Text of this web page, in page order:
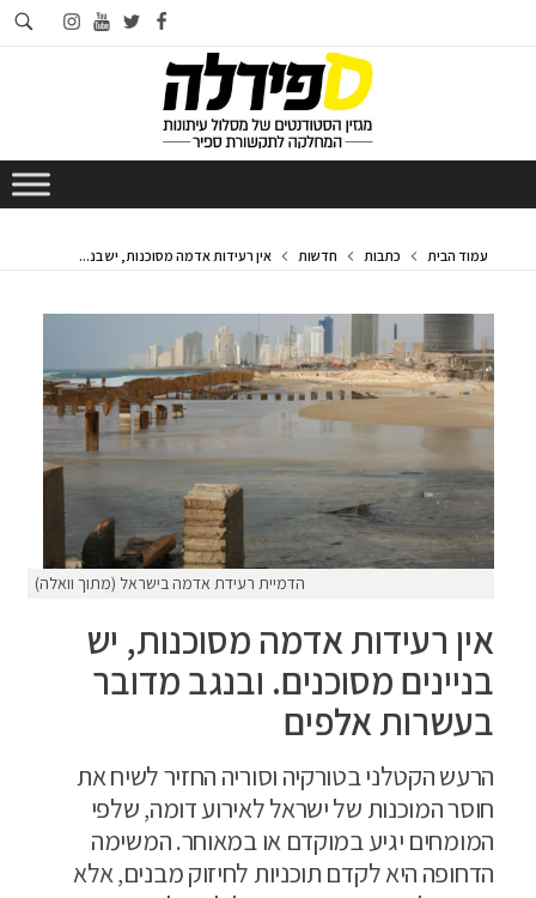
facebook
twitter
youtube
instagram
עמוד הבית כתבות חדשות אין רעידות אדמה מסוכנות, יש בנ...
הדמיית רעידת אדמה בישראל (מתוך וואלה)
אין רעידות אדמה מסוכנות, יש
בניינים מסוכנים. ובנגב מדובר
בעשרות אלפים
הרעש הקטלני בטורקיה וסוריה החזיר לשיח את
חוסר המוכנות של ישראל לאירוע דומה, שלפי
המומחים יגיע במוקדם או במאוחר. המשימה
הדחופה היא לקדם תוכניות לחיזוק מבנים, אלא